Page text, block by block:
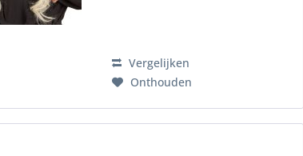
Vergelijken
Onthouden